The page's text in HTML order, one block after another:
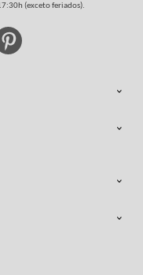
(exceto feriados).